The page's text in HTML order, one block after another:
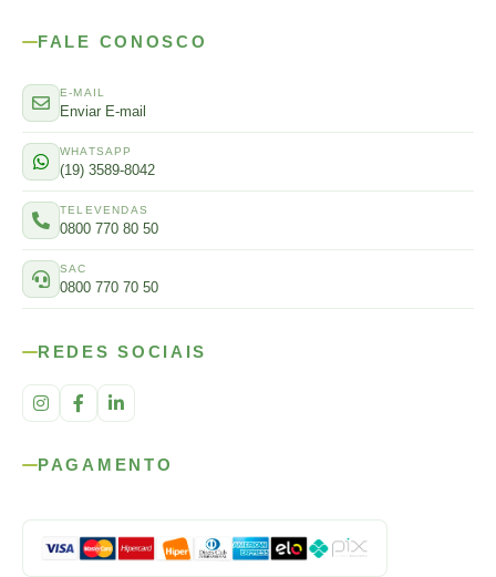
FALE CONOSCO
E-MAIL
Enviar E-mail
WHATSAPP
(19) 3589-8042
TELEVENDAS
0800 770 80 50
SAC
0800 770 70 50
REDES SOCIAIS
PAGAMENTO